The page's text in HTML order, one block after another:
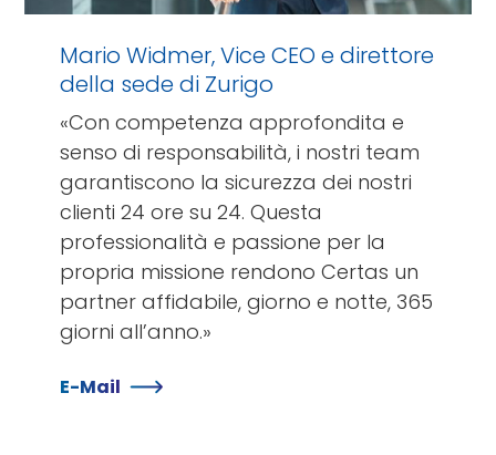
Mario Widmer, Vice CEO e direttore
della sede di Zurigo
«Con competenza approfondita e
senso di responsabilità, i nostri team
garantiscono la sicurezza dei nostri
clienti 24 ore su 24. Questa
professionalità e passione per la
propria missione rendono Certas un
partner affidabile, giorno e notte, 365
giorni all’anno.»
E-Mail